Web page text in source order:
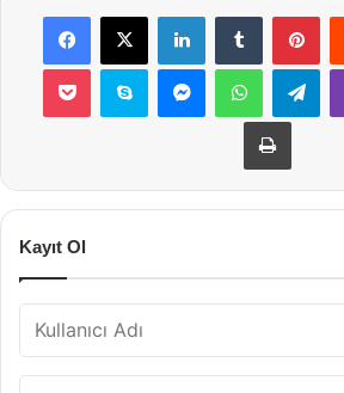
Facebook
X LinkedInTumblr
Pocket Skype MessengerWhatsApp
Yazdır
Kayıt Ol